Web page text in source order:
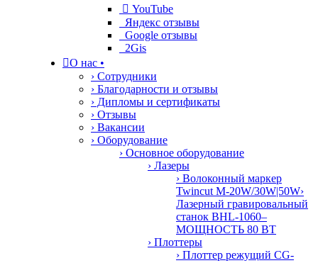
 YouTube
Яндекс отзывы
Google отзывы
2Gis
О нас •
› Сотрудники
› Благодарности и отзывы
› Дипломы и сертификаты
› Отзывы
› Вакансии
› Оборудование
› Основное оборудование
› Лазеры
› Волоконный маркер
Twincut M-20W/30W|50W›
Лазерный гравировальный
станок BHL-1060–
МОЩНОСТЬ 80 ВТ
› Плоттеры
› Плоттер режущий CG-